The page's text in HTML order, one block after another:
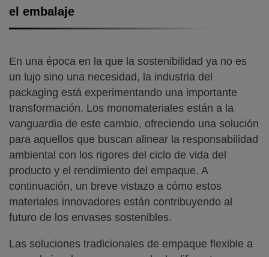
el embalaje
En una época en la que la sostenibilidad ya no es
un lujo sino una necesidad, la industria del
packaging está experimentando una importante
transformación. Los monomateriales están a la
vanguardia de este cambio, ofreciendo una solución
para aquellos que buscan alinear la responsabilidad
ambiental con los rigores del ciclo de vida del
producto y el rendimiento del empaque. A
continuación, un breve vistazo a cómo estos
materiales innovadores están contribuyendo al
futuro de los envases sostenibles.
Las soluciones tradicionales de empaque flexible a